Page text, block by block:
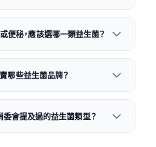
便秘，應該選哪一類益生菌？
哪些益生菌品牌？
會提及過的益生菌類型？